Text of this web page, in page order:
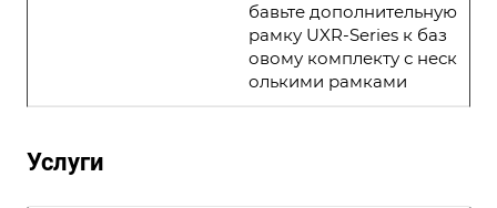
бавьте дополнительную
рамку UXR-Series к баз
овому комплекту с неск
олькими рамками
Услуги